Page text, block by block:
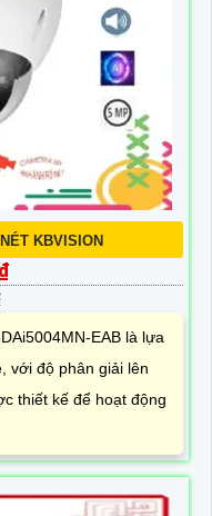
KBVISION
EAB là lựa
với độ phân giải lên
thiết kế để hoạt động